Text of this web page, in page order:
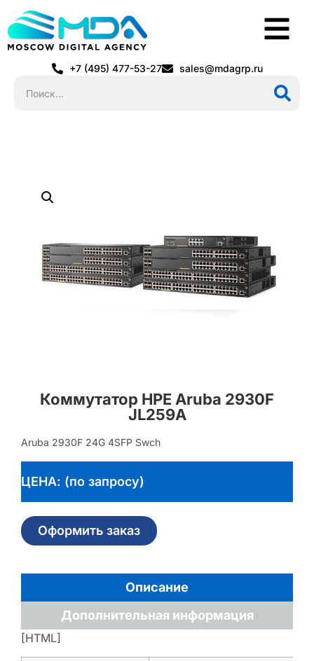
+7 (495) 477-53-27 sales@mdagrp.ru
Коммутатор HPE Aruba 2930F
JL259A
Aruba 2930F 24G 4SFP Swch
ЦЕНА: (по запросу)
Оформить заказ
Описание
Дополнительная информация
[HTML]